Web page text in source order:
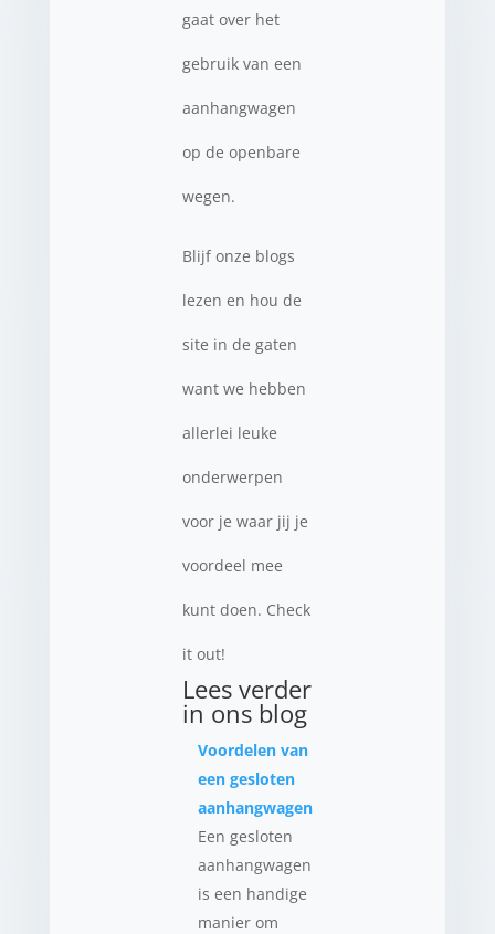
gaat over het
gebruik van een
aanhangwagen
op de openbare
wegen.
Blijf onze blogs
lezen en hou de
site in de gaten
want we hebben
allerlei leuke
onderwerpen
voor je waar jij je
voordeel mee
kunt doen. Check
it out!
Lees verder
in ons blog
Voordelen van
een gesloten
aanhangwagen
Een gesloten
aanhangwagen
is een handige
manier om